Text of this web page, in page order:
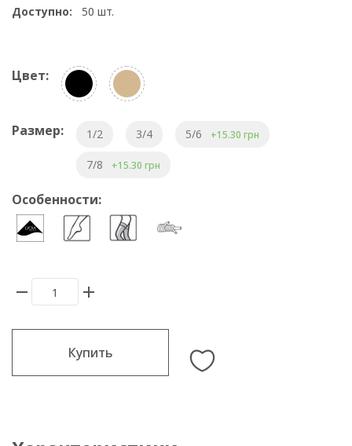
Доступно:
50 шт.
Цвет:
Размер: 1/2 3/4 5/6 +15.30 грн
7/8 +15.30 грн
Особенности:
Купить